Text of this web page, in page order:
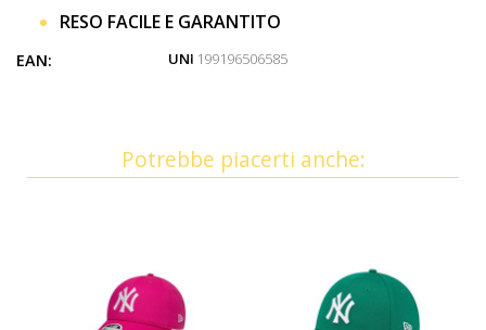
RESO FACILE E GARANTITO
EAN: UNI: 199196506585
Potrebbe piacerti anche: